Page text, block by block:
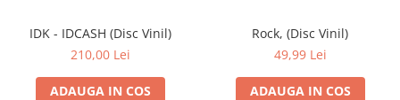
IDK - IDCASH (Disc Vinil)
210,00 Lei
ADAUGA IN COS
Rock, (Disc Vinil)
49,99 Lei
ADAUGA IN COS